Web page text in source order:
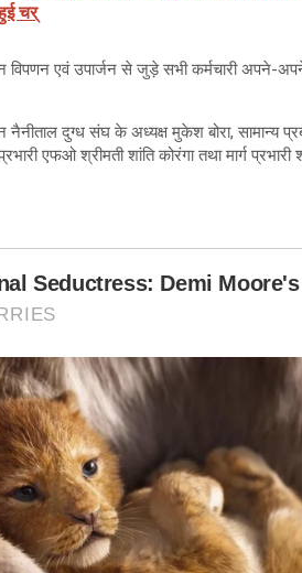
चर्
विपणन एवं उपार्जन से जुड़े सभी कर्मचारी अपने-
नैनीताल दुग्ध संघ के अध्यक्ष मुकेश बोरा, सामान्य
एफओ श्रीमती शांति कोरंगा तथा मार्ग प्रभारी